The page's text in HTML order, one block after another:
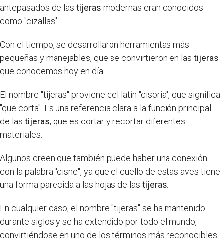
antepasados de las tijeras modernas eran conocidos
como "cizallas".
Con el tiempo, se desarrollaron herramientas más
pequeñas y manejables, que se convirtieron en las tijeras
que conocemos hoy en día.
El nombre "tijeras" proviene del latín "cisoria", que significa
"que corta". Es una referencia clara a la función principal
de las tijeras, que es cortar y recortar diferentes
materiales.
Algunos creen que también puede haber una conexión
con la palabra "cisne", ya que el cuello de estas aves tiene
una forma parecida a las hojas de las tijeras
En cualquier caso, el nombre "tijeras" se ha mantenido
durante siglos y se ha extendido por todo el mundo,
convirtiéndose en uno de los términos más reconocibles